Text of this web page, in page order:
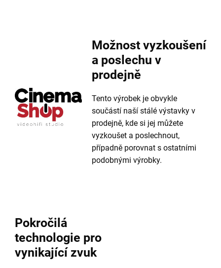
Možnost vyzkoušení
a poslechu v
prodejně
Tento výrobek je obvykle
součástí naší stálé výstavky v
prodejně, kde si jej můžete
vyzkoušet a poslechnout,
případně porovnat s ostatními
podobnými výrobky.
Pokročilá
technologie pro
vynikající zvuk